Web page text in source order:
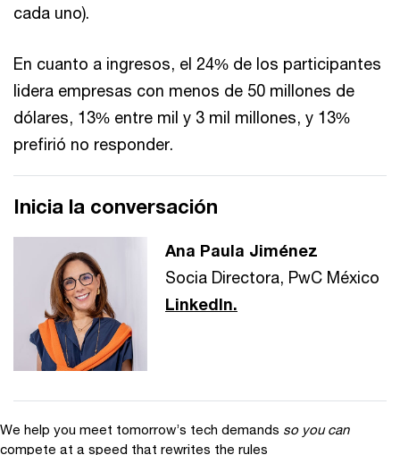
cada uno).
En cuanto a ingresos, el 24% de los participantes
lidera empresas con menos de 50 millones de
dólares, 13% entre mil y 3 mil millones, y 13%
prefirió no responder.
Inicia la conversación
Ana Paula Jiménez
Socia Directora, PwC México
LinkedIn.
We help you meet tomorrow’s tech demands so you can
compete at a speed that rewrites the rules